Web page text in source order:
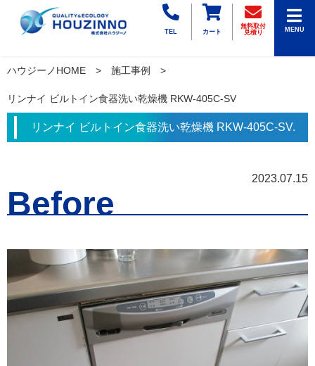
TEL カート
無料取付
見積り
MENU
ハウジーノHOME 施工事例
リンナイ ビルトイン食器洗い乾燥機 RKW-405C-SV
リンナイ ビルトイン食器洗い乾燥機 RKW-405C-SV.
2023.07.15
Before